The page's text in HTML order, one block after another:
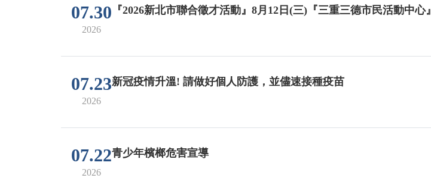
07.30
2026
『2026新北市聯合徵才活動』8月12日(三)『三重三德市民活動中心』
07.23
2026
新冠疫情升溫! 請做好個人防護，並儘速接種疫苗
07.22
2026
青少年檳榔危害宣導